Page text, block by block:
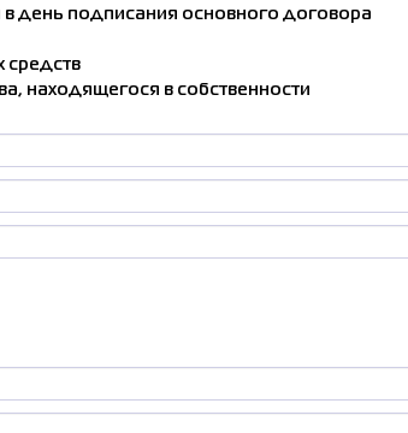
день подписания основного договора
средств
находящегося в собственности